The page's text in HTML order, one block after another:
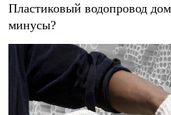
Пластиковый водопровод
минусы?